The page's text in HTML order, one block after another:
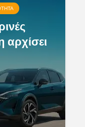
αρχίσει